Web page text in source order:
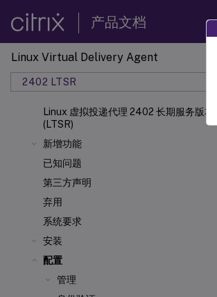
产品文档
Linux Virtual Delivery Agent
2402 LTSR
Linux 虚拟投递代理 2402 长期服务版本
(LTSR)
新增功能
已知问题
第三方声明
弃用
系统要求
安装
配置
管理